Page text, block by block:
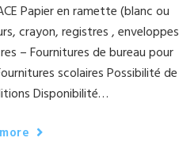
Papier en ramette (blanc ou
crayon, registres , enveloppes
– Fournitures de bureau pour
scolaires Possibilité de
Disponibilité…